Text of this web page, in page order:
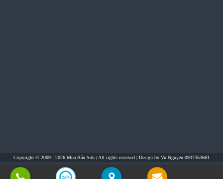
Copyright © 2009 - 2026 Mua Bán Sơn | All rights reserved | Design by Vu Nguyen 0937353661